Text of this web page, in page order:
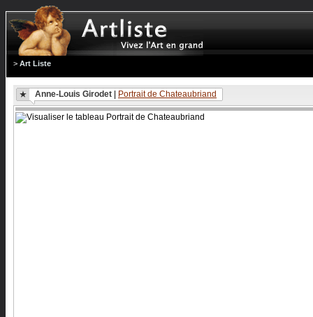
> Art Liste
Anne-Louis Girodet Portrait de Chateaubriand